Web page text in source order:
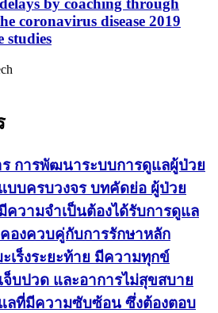
by coaching through
coronavirus disease 2019
studies
การพัฒนาระบบการดูแลผู้ป่วย
บบครบวงจรบทคัดย่อ ผู้ป่วย
ความจำเป็นต้องได้รับการดูแล
องควบคู่กับการรักษาหลัก
เร็งระยะท้าย มีความทุกข์
จ็บปวด และอาการไม่สุขสบาย
ลที่มีความซับซ้อน ซึ่งต้องตอบ